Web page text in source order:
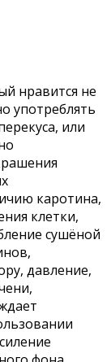
нравится не
употреблять
или
каротина,
клетки,
сушёной
давление,